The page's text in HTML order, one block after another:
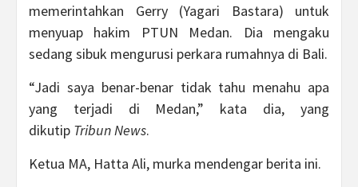
memerintahkan Gerry (Yagari Bastara) untuk
menyuap hakim PTUN Medan. Dia mengaku
sedang sibuk mengurusi perkara rumahnya di Bali.
“Jadi saya benar-benar tidak tahu menahu apa
yang terjadi di Medan,” kata dia, yang
dikutip Tribun News.
Ketua MA, Hatta Ali, murka mendengar berita ini.